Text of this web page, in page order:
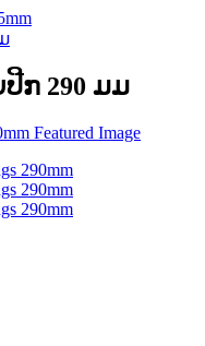
ກ 290 ມມ